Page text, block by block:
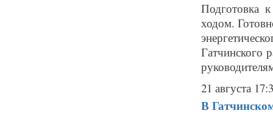
Подготовка
ходом.
Гатчинского
21 августа
В